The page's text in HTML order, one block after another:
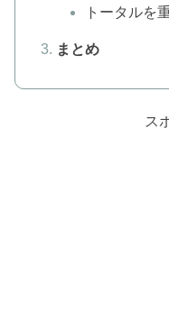
トータルを
まとめ
ス